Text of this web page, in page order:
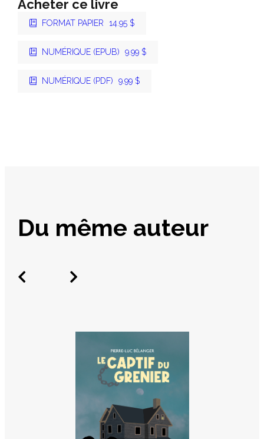
Acheter ce livre
FORMAT PAPIER 14.95 $
NUMÉRIQUE (EPUB) 9.99 $
NUMÉRIQUE (PDF) 9.99 $
Du même auteur